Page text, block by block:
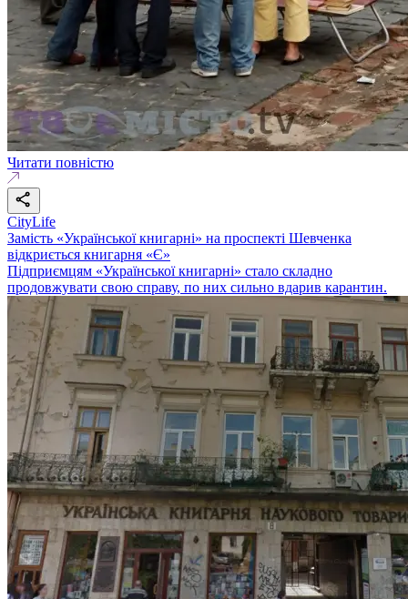
Читати повністю
CityLife
Замість «Української книгарні» на проспекті Шевченка
відкриється книгарня «Є»
Підприємцям «Української книгарні» стало складно
продовжувати свою справу, по них сильно вдарив карантин.